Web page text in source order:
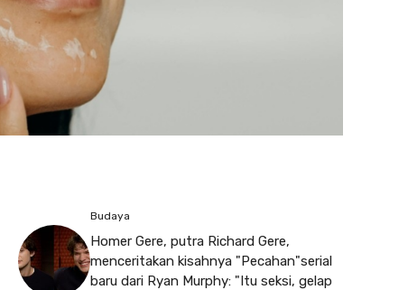
Budaya
Homer Gere, putra Richard Gere,
menceritakan kisahnya "Pecahan"serial
baru dari Ryan Murphy: "Itu seksi, gelap